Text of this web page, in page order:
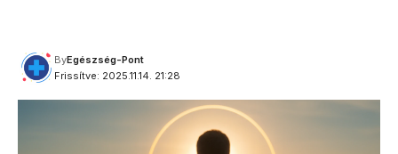
Frissítve: 2025.11.14. 21:28
ByEgészség-Pont